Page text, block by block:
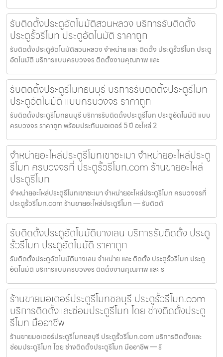
รับติดตั้งประตูอัตโนมัติสวนหลวง บริการรับติดตั้ง
ประตูรั้วรีโมท ประตูอัตโนมัติ ราคาถูก
รับติดตั้งประตูอัตโนมัติสวนหลวง จำหน่าย และ ติดตั้ง ประตูรั้วรีโมท ประตู
อัตโนมัติ บริการแบบครบวงจร ติดตั้งงานคุณภาพ และ
รับติดตั้งประตูรีโมทธนบุรี บริการรับติดตั้งประตูรีโมท
ประตูอัตโนมัติ แบบครบวงจร ราคาถูก
รับติดตั้งประตูรีโมทธนบุรี บริการรับติดตั้งประตูรีโมท ประตูอัตโนมัติ แบบ
ครบวงจร ราคาถูก พร้อมประกันมอเตอร์ 5 ปี อะไหล่ 2
จำหน่ายอะไหล่ประตูรีโมทเขาชะเมา จำหน่ายอะไหล่ประตู
รีโมท ครบวงจรที่ ประตูรั้วรีโมท.com ร้านขายอะไหล่
ประตูรีโมท
จำหน่ายอะไหล่ประตูรีโมทเขาชะเมา จำหน่ายอะไหล่ประตูรีโมท ครบวงจรที่
ประตูรั้วรีโมท.com ร้านขายอะไหล่ประตูรีโมท — รับติดตั
รับติดตั้งประตูอัตโนมัติบางเลน บริการรับติดตั้ง ประตู
รั้วรีโมท ประตูอัตโนมัติ ราคาถูก
รับติดตั้งประตูอัตโนมัติบางเลน จำหน่าย และ ติดตั้ง ประตูรั้วรีโมท ประตู
อัตโนมัติ บริการแบบครบวงจร ติดตั้งงานคุณภาพ และ ร
ร้านขายมอเตอร์ประตูรีโมทชลบุรี ประตูรั้วรีโมท.com
บริการติดตั้งและซ่อมประตูรีโมท โดย ช่างติดตั้งประตู
รีโมท มืออาชีพ
ร้านขายมอเตอร์ประตูรีโมทชลบุรี ประตูรั้วรีโมท.com บริการติดตั้งและ
ซ่อมประตูรีโมท โดย ช่างติดตั้งประตูรีโมท มืออาชีพ — รั